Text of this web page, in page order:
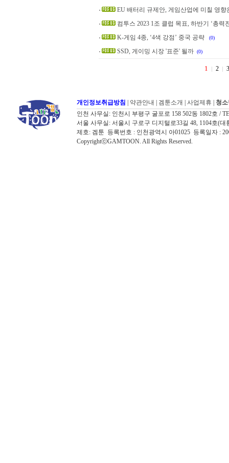
EU 배터리 규제안, 게임산업에 미칠 영향
컴투스 2023 1조 클럽 목표, 하반기 ‘총력
K-게임 4종, ‘4색 강점’ 중국 공략
(0)
SSD, 게이밍 시장 '표준' 될까 (0)
1 2 3
개인정보취급방침 약관안내 겜툰소개 사업제휴
청
인천 사무실: 인천시 부평구 굴포로 158 502동 1802호 /
서울 사무실: 서울시 구로구 디지털로33길 48, 1104호(대
제호: 겜툰 등록번호 : 인천광역시 아01025 등록일자 :
CopyrightⓒGAMTOON. All Rights Reserved.